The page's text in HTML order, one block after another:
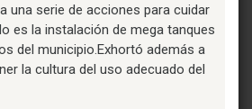
una serie de acciones para cuidar
es la instalación de mega tanques
del municipio.Exhortó además a
la cultura del uso adecuado del